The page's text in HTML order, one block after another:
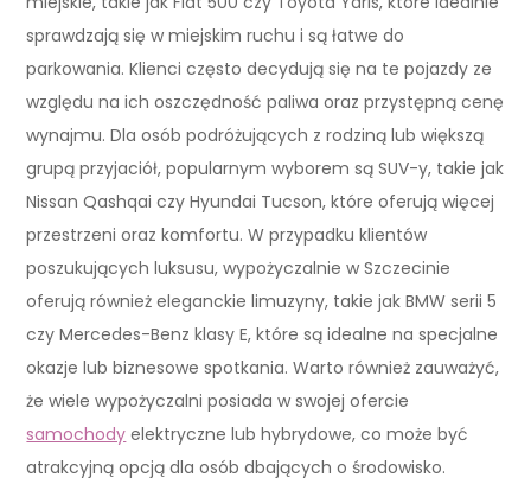
sprawdzają się w miejskim ruchu i są łatwe do
parkowania. Klienci często decydują się na te pojazdy ze
względu na ich oszczędność paliwa oraz przystępną cenę
wynajmu. Dla osób podróżujących z rodziną lub większą
grupą przyjaciół, popularnym wyborem są SUV-y, takie jak
Nissan Qashqai czy Hyundai Tucson, które oferują więcej
przestrzeni oraz komfortu. W przypadku klientów
poszukujących luksusu, wypożyczalnie w Szczecinie
oferują również eleganckie limuzyny, takie jak BMW serii 5
czy Mercedes-Benz klasy E, które są idealne na specjalne
okazje lub biznesowe spotkania. Warto również zauważyć,
że wiele wypożyczalni posiada w swojej ofercie
samochody elektryczne lub hybrydowe, co może być
atrakcyjną opcją dla osób dbających o środowisko.